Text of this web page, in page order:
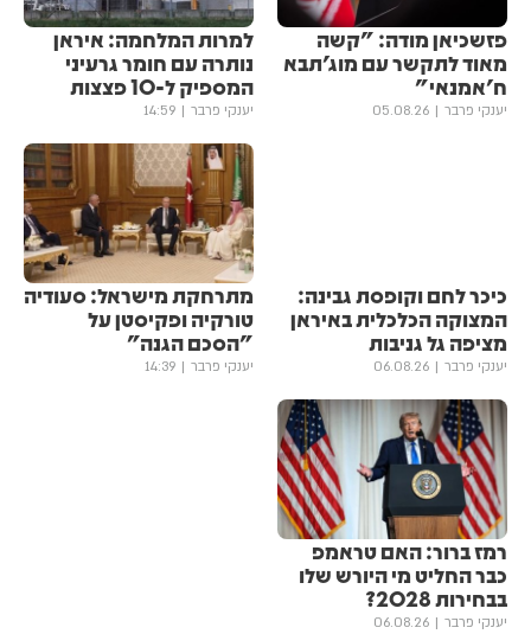
פזשכיאן מודה: "קשה
מאוד לתקשר עם מוג'תבא
ח'אמנאי"
יענקי פרבר 05.08.26
למרות המלחמה: איראן
נותרה עם חומר גרעיני
המספיק ל-10 פצצות
יענקי פרבר 14:59
כיכר לחם וקופסת גבינה:
המצוקה הכלכלית באיראן
מציפה גל גניבות
יענקי פרבר 06.08.26
מתרחקת מישראל: סעודיה
טורקיה ופקיסטן על
"הסכם הגנה"
יענקי פרבר 14:39
רמז ברור: האם טראמפ
כבר החליט מי היורש שלו
בבחירות 2028?
יענקי פרבר 06.08.26